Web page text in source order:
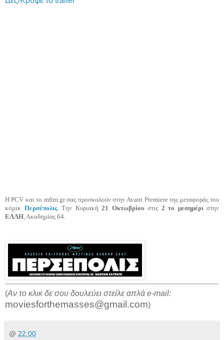
Η PCV και το mftm.gr σας προσκαλούν στην Avant Premiere της μεταφοράς του
κόμικ Περσέπολις. Την Κυριακή 21 Οκτωβρίουστις 2 το μεσημέρι στην
ΕΛΛΗ , Ακαδημίας 64.
(Αν το κλικ δε σου δουλεύει στείλε απλά e-mail:
moviesforthemasses@gmail.com)
@ 22:00